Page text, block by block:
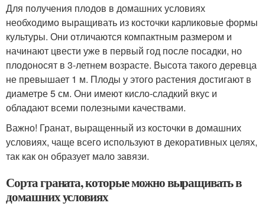
Для получения плодов в домашних условиях
необходимо выращивать из косточки карликовые формы
культуры. Они отличаются компактным размером и
начинают цвести уже в первый год после посадки, но
плодоносят в 3-летнем возрасте. Высота такого деревца
не превышает 1 м. Плоды у этого растения достигают в
диаметре 5 см. Они имеют кисло-сладкий вкус и
обладают всеми полезными качествами.
Важно! Гранат, выращенный из косточки в домашних
условиях, чаще всего используют в декоративных целях,
так как он образует мало завязи.
Сорта граната, которые можно выращивать в
домашних условиях